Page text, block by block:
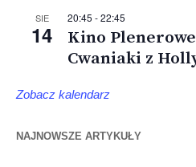
SIE
14
20:45 -22:45
Kino
Cwaniaki z
Zobacz kalendarz
NAJNOWSZE ARTYKUŁY